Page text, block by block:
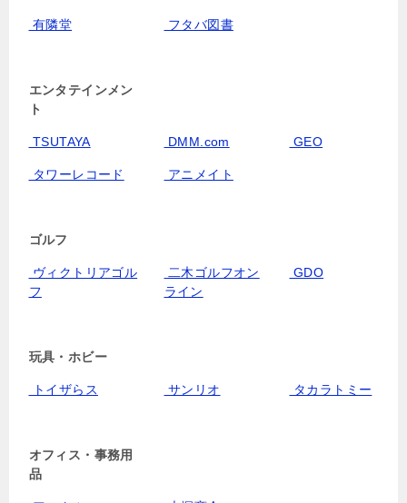
有隣堂 フタバ図書
エンタテインメン
ト
TSUTAYA DMM.com GEO
タワーレコード アニメイト
ゴルフ
ヴィクトリアゴル
フ
二木ゴルフオン
ライン
GDO
玩具・ホビー
トイザらス サンリオ タカラトミー
オフィス・事務用
品